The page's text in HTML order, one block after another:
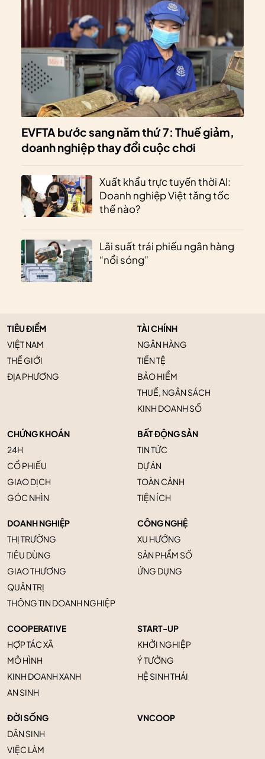
EVFTA bước sang năm thứ 7: Thuế giảm,
doanh nghiệp thay đổi cuộc chơi
Xuất khẩu trực tuyến thời AI:
Doanh nghiệp Việt tăng tốc
thế nào?
Lãi suất trái phiếu ngân hàng
“nổi sóng”
TIÊU ĐIỂM
VIỆT NAM
THẾ GIỚI
ĐỊA PHƯƠNG
TÀI CHÍNH
NGÂN HÀNG
TIỀN TỆ
BẢO HIỂM
THUẾ, NGÂN SÁCH
KINH DOANH SỐ
CHỨNG KHOÁN
24H
CỔ PHIẾU
GIAO DỊCH
GÓC NHÌN
BẤT ĐỘNG SẢN
TIN TỨC
DỰ ÁN
TOÀN CẢNH
TIỆN ÍCH
DOANH NGHIỆP
THỊ TRƯỜNG
TIÊU DÙNG
GIAO THƯƠNG
QUẢN TRỊ
THÔNG TIN DOANH NGHIỆP
CÔNG NGHỆ
XU HƯỚNG
SẢN PHẨM SỐ
ỨNG DỤNG
COOPERATIVE
HỢP TÁC XÃ
MÔ HÌNH
KINH DOANH XANH
AN SINH
START-UP
KHỞI NGHIỆP
Ý TƯỞNG
HỆ SINH THÁI
ĐỜI SỐNG
DÂN SINH
VIỆC LÀM
VNCOOP